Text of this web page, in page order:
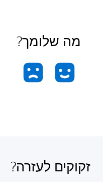
מה שלומך?
זקוקים לעזרה?